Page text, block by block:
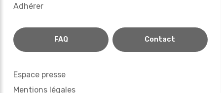
Adhérer
FAQ Contact
Espace presse
Mentions légales